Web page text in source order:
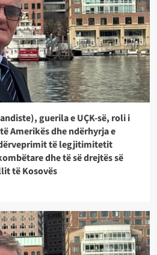
guerila e UÇK-së, roli i
Amerikës dhe ndërhyrja e
të legjitimitetit
dhe të së drejtës së
të Kosovës